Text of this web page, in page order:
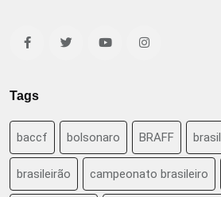
Tags
baccf bolsonaro BRAFF brasil
brasileirão campeonato brasileiro